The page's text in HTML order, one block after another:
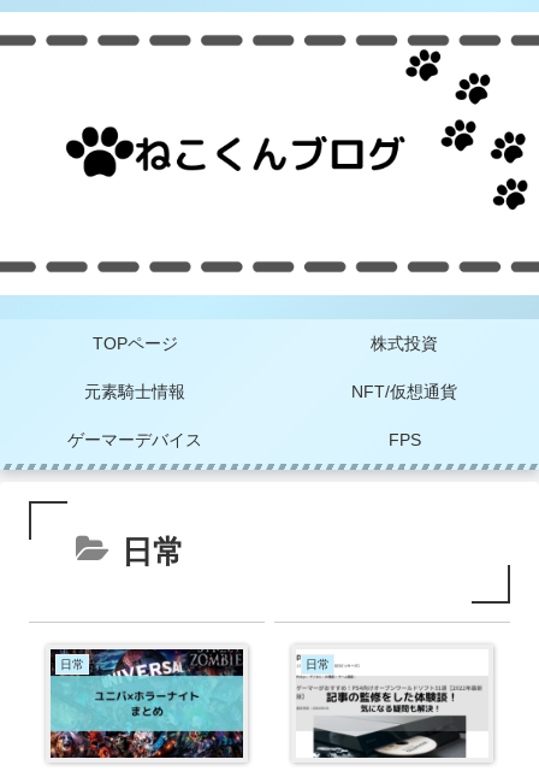
TOPページ 株式投資
元素騎士情報 NFT/仮想通貨
ゲーマーデバイス FPS
日常
日常 日常